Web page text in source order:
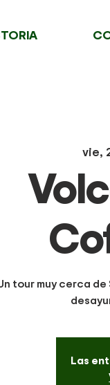
vie,
tour muy cerca
Las